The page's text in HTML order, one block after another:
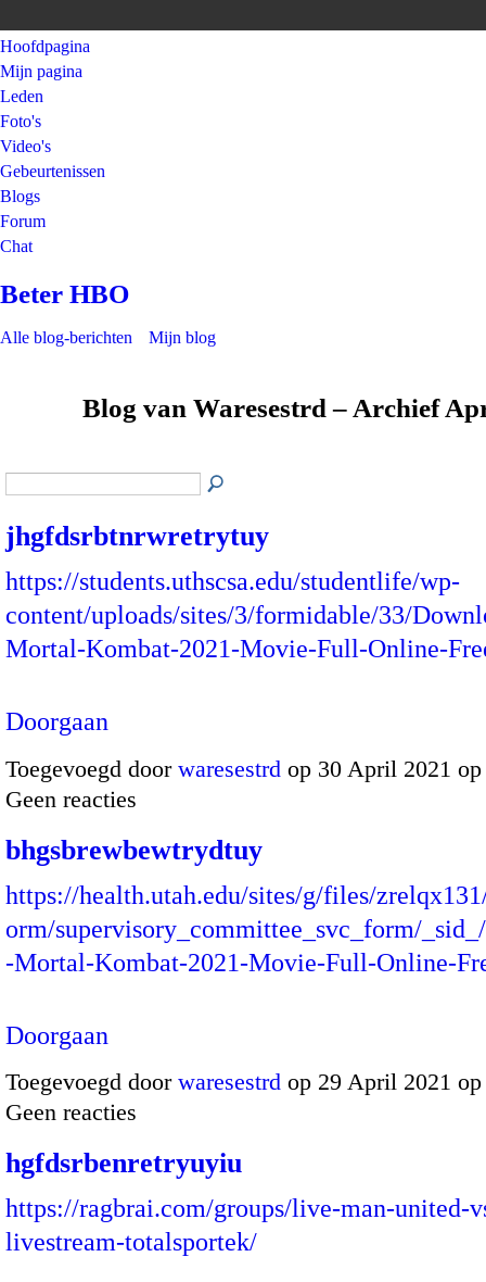
Hoofdpagina
Mijn pagina
Leden
Foto's
Video's
Gebeurtenissen
Blogs
Forum
Chat
Beter HBO
Alle blog-berichten Mijn blog
Blog van Waresestrd – Archief
jhgfdsrbtnrwretrytuy
https://students.uthscsa.edu/studentlife/wp-
content/uploads/sites/3/formidable/33/
Mortal-Kombat-2021-Movie-Full-Online-
Doorgaan
Toegevoegd door waresestrd op 30 April 2021
Geen reacties
bhgsbrewbewtrydtuy
https://health.utah.edu/sites/g/files/
orm/supervisory_committee_svc_form/
-Mortal-Kombat-2021-Movie-Full-Online-
Doorgaan
Toegevoegd door waresestrd op 29 April 2021
Geen reacties
hgfdsrbenretryuyiu
https://ragbrai.com/groups/live-man-united-
livestream-totalsportek/